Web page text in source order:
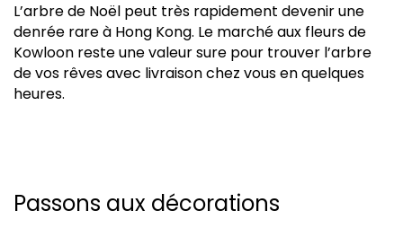
L’arbre de Noël peut très rapidement devenir une
denrée rare à Hong Kong. Le marché aux fleurs de
Kowloon reste une valeur sure pour trouver l’arbre
de vos rêves avec livraison chez vous en quelques
heures.
Passons aux décorations